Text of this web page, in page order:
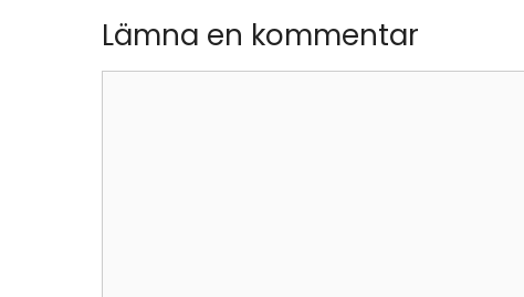
Lämna en kommentar